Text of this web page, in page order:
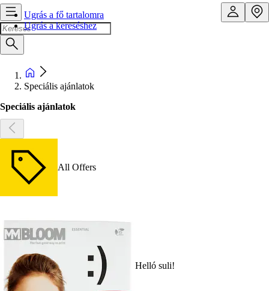
Ugrás a fő tartalomra
Ugrás a kereséshez
Speciális ajánlatok
Speciális ajánlatok
All Offers
Helló suli!